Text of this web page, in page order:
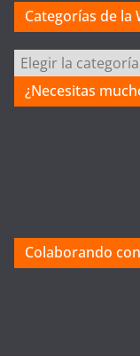
Categorías de la
Categorías
de
la
¿Necesitas
Colaborando